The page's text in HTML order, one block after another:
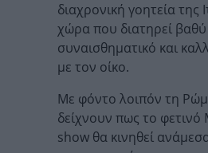
διαχρονική γοητεία της
χώρα που διατηρεί βαθύ
συναισθηματικό και
με τον οίκο.
Με φόντο λοιπόν τη
δείχνουν πως το φετινό
show θα κινηθεί